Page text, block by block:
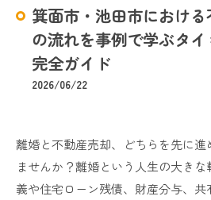
箕面市・池田市におけ
の流れを事例で学ぶタ
完全ガイド
2026/06/22
離婚と不動産売却、どちらを先に
ませんか？離婚という人生の大き
義や住宅ローン残債、財産分与、